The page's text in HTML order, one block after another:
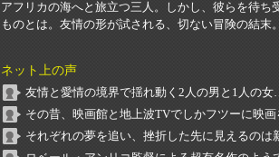
アフリカの海へと旅立つ三人。しかし、彼らを待
ものとは。友情の形が試される、切ない冒険の結末。
ネット上の声
友情と愛情の境界で揺れ動く2人の男と1人の
その昔、映画館と地上波TVでしかフツーに映
それぞれの夢を追い、挫折した先に見えるのは